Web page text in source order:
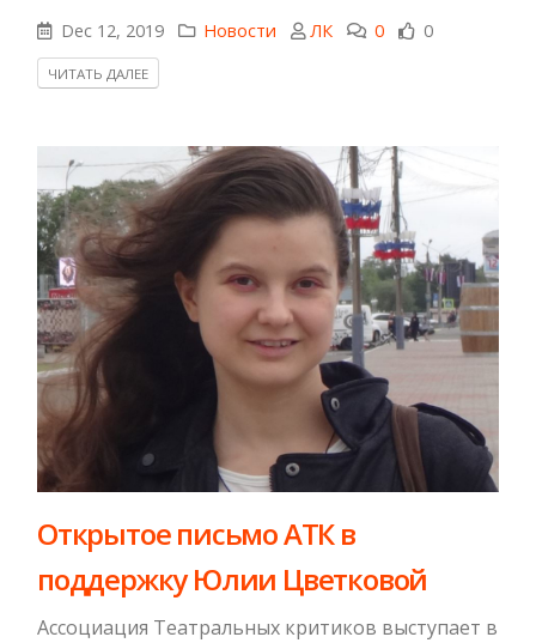
Dec 12, 2019 Новости ЛК 0 0
ЧИТАТЬ ДАЛЕЕ
Открытое письмо АТК в
поддержку Юлии Цветковой
Ассоциация Театральных критиков выступает в